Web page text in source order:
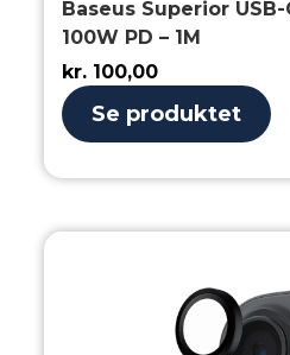
Baseus Superior
100W PD – 1M
kr. 100,00
Se produktet